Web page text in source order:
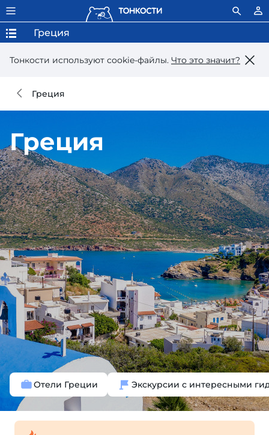
Тонкости используют сookie-файлы. Что это значит?
Греция
Греция
Греция
Отели Греции Экскурсии с интересными